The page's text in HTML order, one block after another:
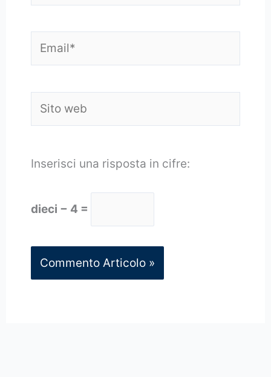
web
Inserisci una risposta in cifre:
dieci − 4 =